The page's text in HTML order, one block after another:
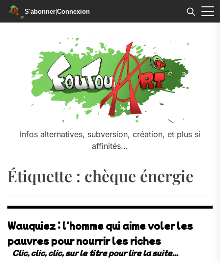
S'abonner|Connexion
Infos alternatives, subversion, création, et plus si
affinités...
Étiquette : chèque énergie
Wauquiez : l’homme qui aime voler les
pauvres pour nourrir les riches